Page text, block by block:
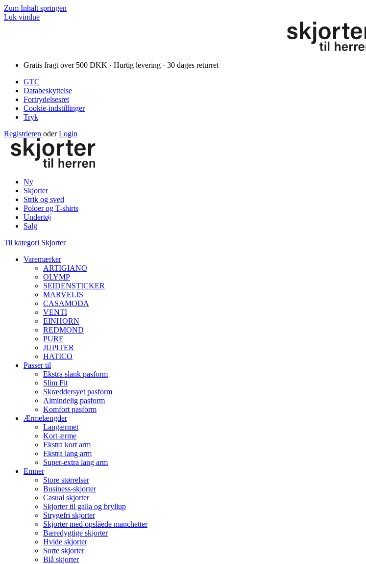
Zum Inhalt springen
Luk vindue
Gratis fragt over 500 DKK · Hurtig levering · 30 dages returret
GTC
Databeskyttelse
Fortrydelsesret
Cookie-indstillinger
Tryk
Registrieren oder Login
Ny
Skjorter
Strik og sved
Poloer og T-shirts
Undertøj
Salg
Til kategori Skjorter
Varemærker
ARTIGIANO
OLYMP
SEIDENSTICKER
MARVELIS
CASAMODA
VENTI
EINHORN
REDMOND
PURE
JUPITER
HATICO
Passer til
Ekstra slank pasform
Slim Fit
Skræddersyet pasform
Almindelig pasform
Komfort pasform
Ærmelængder
Langærmet
Kort ærme
Ekstra kort arm
Ekstra lang arm
Super-extra lang arm
Emner
Store størrelser
Business-skjorter
Casual skjorter
Skjorter til galla og bryllup
Strygefri skjorter
Skjorter med opslåede manchetter
Bæredygtige skjorter
Hvide skjorter
Sorte skjorter
Blå skjorter